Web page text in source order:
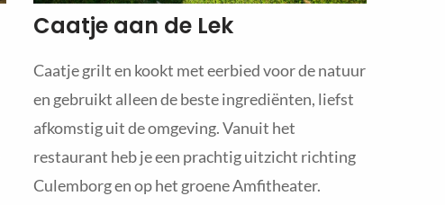
Caatje aan de Lek
Caatje grilt en kookt met eerbied voor de natuur
en gebruikt alleen de beste ingrediënten, liefst
afkomstig uit de omgeving. Vanuit het
restaurant heb je een prachtig uitzicht richting
Culemborg en op het groene Amfitheater.